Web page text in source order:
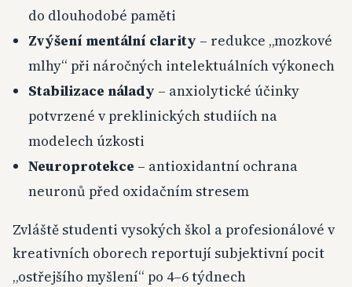
do dlouhodobé paměti
Zvýšení mentální clarity – redukce „mozkové
mlhy“ při náročných intelektuálních výkonech
Stabilizace nálady – anxiolytické účinky
potvrzené v preklinických studiích na
modelech úzkosti
Neuroprotekce – antioxidantní ochrana
neuronů před oxidačním stresem
Zvláště studenti vysokých škol a profesionálové v
kreativních oborech reportují subjektivní pocit
„ostřejšího myšlení“ po 4–6 týdnech